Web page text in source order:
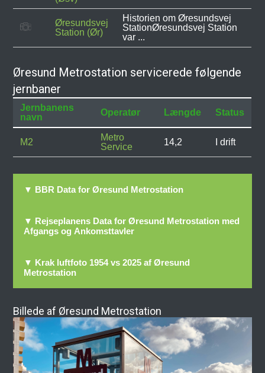
Øresundsvej
Station (Ør)
Historien om Øresundsvej
StationØresundsvej Station
var ...
Øresund Metrostation servicerede følgende
jernbaner
Jernbanens
navn
Operatør Længde Status
M2
Metro
Service
14,2 I drift
▼ BBR Data for Øresund Metrostation
▼ Rejseplanens Data for Øresund Metrostation med
Afgangs og Ankomsttavler
▼ Krak luftfoto 1954 vs 2025 af Øresund
Metrostation
Billede af Øresund Metrostation